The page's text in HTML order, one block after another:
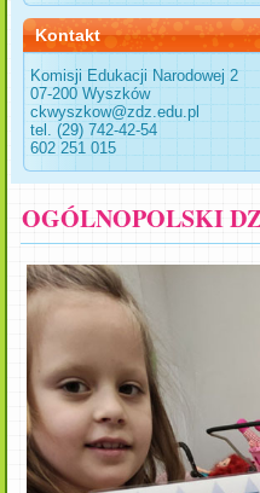
Kontakt
Komisji Edukacji Narodowej 2
07-200 Wyszków
ckwyszkow@zdz.edu.pl
tel. (29) 742-42-54
602 251 015
OGÓLNOPOLSKI